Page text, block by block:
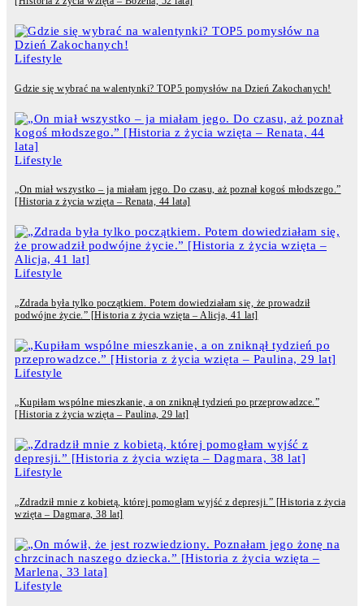
Lifestyle
Gdzie się wybrać na walentynki? TOP5 pomysłów na Dzień Zakochanych!
Lifestyle
„On miał wszystko – ja miałam jego. Do czasu, aż poznał kogoś młodszego.”
[Historia z życia wzięta – Renata, 44 lata]
Lifestyle
„Zdrada była tylko początkiem. Potem dowiedziałam się, że prowadził
podwójne życie.” [Historia z życia wzięta – Alicja, 41 lat]
Lifestyle
„Kupiłam wspólne mieszkanie, a on zniknął tydzień po przeprowadzce.”
[Historia z życia wzięta – Paulina, 29 lat]
Lifestyle
„Zdradził mnie z kobietą, której pomogłam wyjść z depresji.” [Historia z życia
wzięta – Dagmara, 38 lat]
Lifestyle